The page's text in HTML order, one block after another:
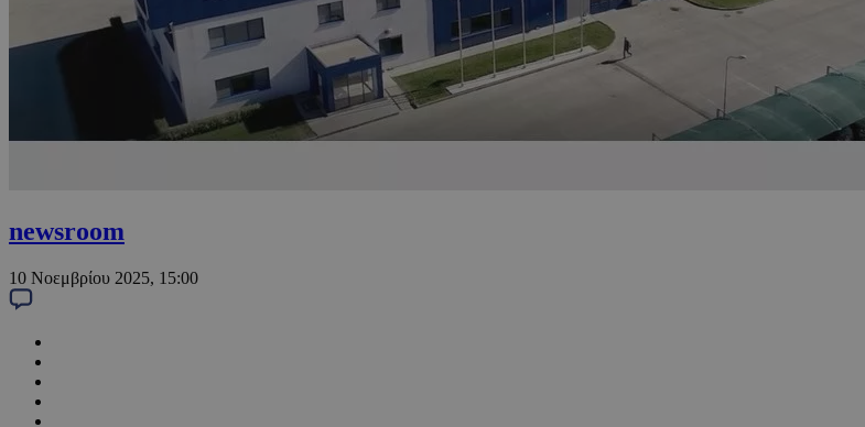
newsroom
10 Νοεμβρίου 2025, 15:00